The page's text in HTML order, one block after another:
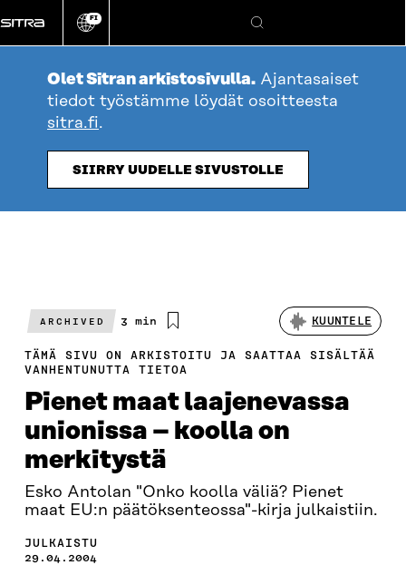
suoraan
sisältöön
Vaihda
kieli
FI
Hae
Olet Sitran arkistosivulla. Ajantasaiset
tiedot työstämme löydät osoitteesta
sitra.fi.
SIIRRY UUDELLE SIVUSTOLLE
ARCHIVED
Arvioitu
3 min KUUNTELE
TÄMÄ SIVU ON ARKISTOITU JA SAATTAA SISÄLTÄÄ
VANHENTUNUTTA TIETOA
Pienet maat laajenevassa
unionissa – koolla on
merkitystä
Esko Antolan "Onko koolla väliä? Pienet
maat EU:n päätöksenteossa"-kirja julkaistiin.
JULKAISTU
29.04.2004